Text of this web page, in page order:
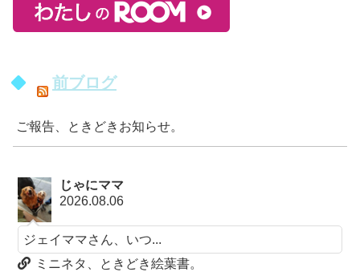
前ブログ
ご報告、ときどきお知らせ。
じゃにママ
2026.08.06
ジェイママさん、いつ...
ミニネタ、ときどき絵葉書。